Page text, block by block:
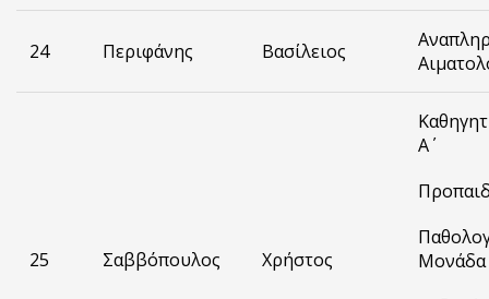
24 Περιφάνης Βασίλειος
25 Σαββόπουλος Χρήστος
Α΄
Μονάδα